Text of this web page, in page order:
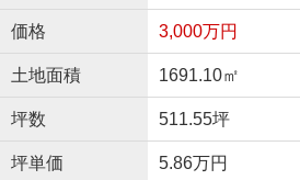
価格 3,000万円
土地面積 1691.10㎡
坪数 511.55坪
坪単価 5.86万円